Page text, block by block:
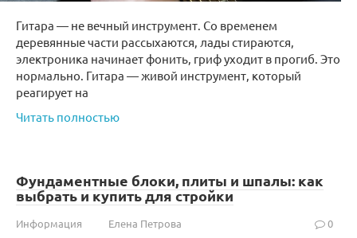
Гитара — не вечный инструмент. Со временем
деревянные части рассыхаются, лады стираются,
электроника начинает фонить, гриф уходит в прогиб. Это
нормально. Гитара — живой инструмент, который
реагирует на
Читать полностью
Фундаментные блоки, плиты и шпалы: как
выбрать и купить для стройки
Информация Елена Петрова 0